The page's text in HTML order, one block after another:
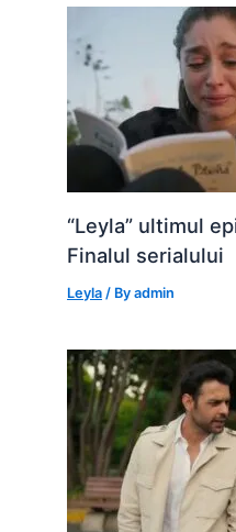
“Leyla” ultimul
Finalul serialului
Leyla / Byadmin